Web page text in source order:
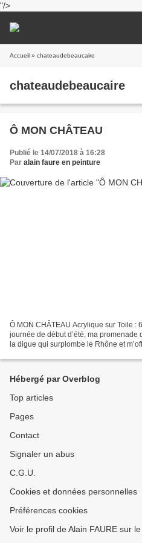
"/>
Accueil » chateaudebeaucaire
chateaudebeaucaire
Ô MON CHÂTEAU
Publié le 14/07/2018 à 16:28
Par alain faure en peinture
Ô MON CHÂTEAU Acrylique sur Toile :
journée de début d’été, ma promenade
la digue qui surplombe le Rhône et
Hébergé par Overblog
Top articles
Pages
Contact
Signaler un abus
C.G.U.
Cookies et données personnelles
Préférences cookies
Voir le profil de Alain FAURE sur